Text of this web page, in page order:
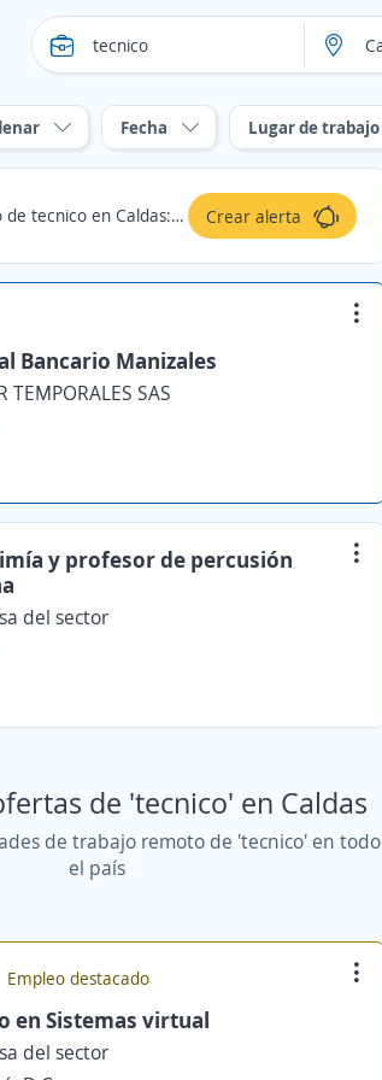
Fecha Lugar de trabajo
en Caldas: Por Horas Crear alerta
Bancario Manizales
TEMPORALES SAS
y profesor de percusión
del sector
de 'tecnico' en Caldas
de trabajo remoto de 'tecnico' en todo
el país
Empleo destacado
en Sistemas virtual
del sector